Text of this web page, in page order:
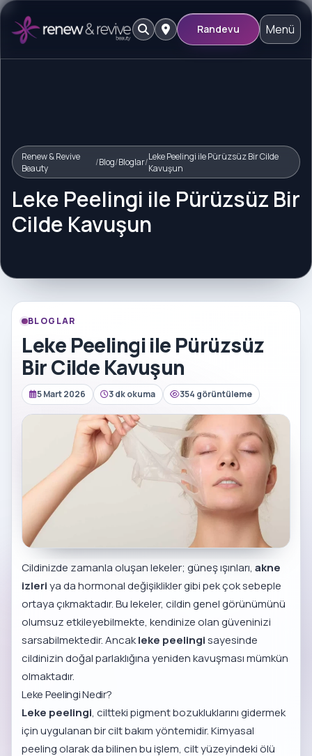
Randevu Menü
Renew & Revive
Beauty
/Blog/Bloglar/Leke Peelingi ile Pürüzsüz Bir Cilde
Kavuşun
Leke Peelingi ile Pürüzsüz Bir
Cilde Kavuşun
BLOGLAR
Leke Peelingi ile Pürüzsüz
Bir Cilde Kavuşun
5 Mart 2026 3 dk okuma 354 görüntüleme
Cildinizde zamanla oluşan lekeler; güneş ışınları,akne
izleriya da hormonal değişiklikler gibi pek çok sebeple
ortaya çıkmaktadır. Bu lekeler, cildin genel görünümünü
olumsuz etkileyebilmekte, kendinize olan güveninizi
sarsabilmektedir. Ancakleke peelingisayesinde
cildinizin doğal parlaklığına yeniden kavuşması mümkün
olmaktadır.
Leke Peelingi Nedir?
Leke peelingi, ciltteki pigment bozukluklarını gidermek
için uygulanan bir cilt bakım yöntemidir. Kimyasal
peeling olarak da bilinen bu işlem, cilt yüzeyindeki ölü